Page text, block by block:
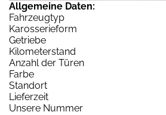
Allgemeine Daten:
Fahrzeugtyp
Karosserieform
Getriebe
Kilometerstand
Anzahl der Türen
Farbe
Standort
Lieferzeit
Unsere Nummer